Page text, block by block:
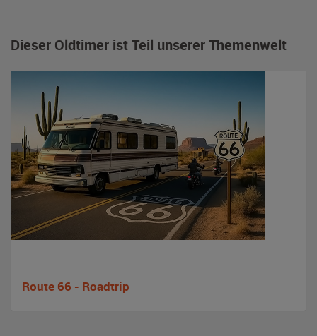
Dieser Oldtimer ist Teil unserer Themenwelt
Route 66 - Roadtrip